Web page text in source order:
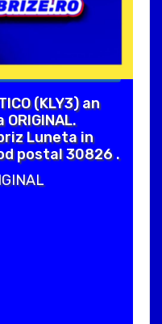
(KLY3) an
Luneta in
postal 30826 .